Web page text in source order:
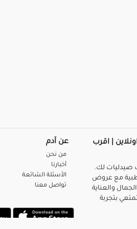
| اقرب
صيدليات لك.
مع عروض
والعناية
بتجربة
عن آدم
من نحن
أخبارنا
الأسئلة الشائعة
تواصل معنا